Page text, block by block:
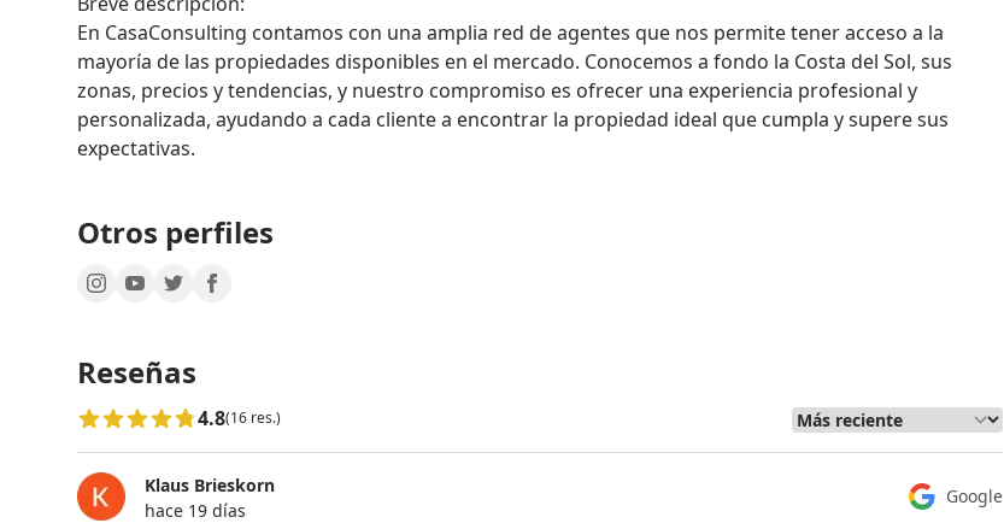
En CasaConsulting contamos con una amplia red de agentes que nos permite tener acceso a la
mayoría de las propiedades disponibles en el mercado. Conocemos a fondo la Costa del Sol, sus
zonas, precios y tendencias, y nuestro compromiso es ofrecer una experiencia profesional y
personalizada, ayudando a cada cliente a encontrar la propiedad ideal que cumpla y supere sus
Otros perfiles
Reseñas
4.8(16 res.)
Google
Klaus Brieskorn
hace 19 días